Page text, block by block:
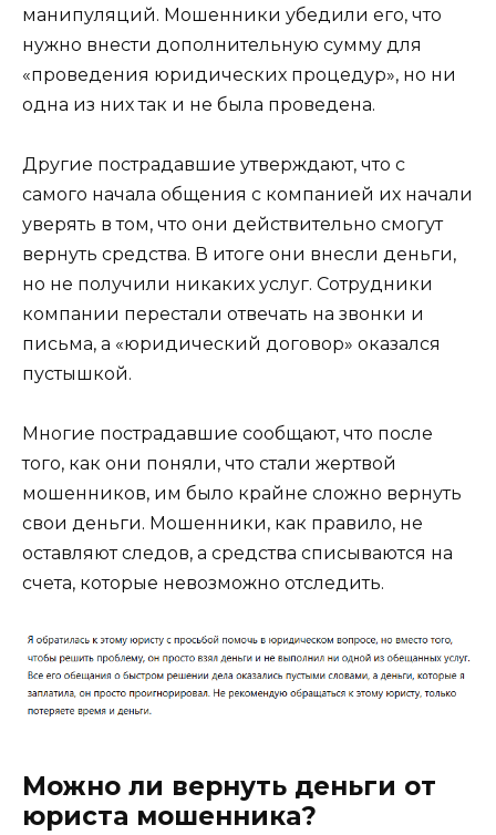
манипуляций. Мошенники убедили его, что
нужно внести дополнительную сумму для
«проведения юридических процедур», но ни
одна из них так и не была проведена.
Другие пострадавшие утверждают, что с
самого начала общения с компанией их начали
уверять в том, что они действительно смогут
вернуть средства. В итоге они внесли деньги,
но не получили никаких услуг. Сотрудники
компании перестали отвечать на звонки и
письма, а «юридический договор» оказался
пустышкой.
Многие пострадавшие сообщают, что после
того, как они поняли, что стали жертвой
мошенников, им было крайне сложно вернуть
свои деньги. Мошенники, как правило, не
оставляют следов, а средства списываются на
счета, которые невозможно отследить.
Можно ли вернуть деньги от
юриста мошенника?